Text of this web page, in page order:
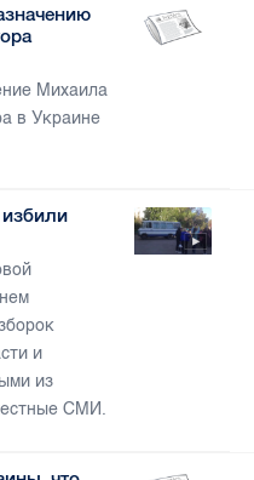
Михаила
в Украине
и
из
СМИ.